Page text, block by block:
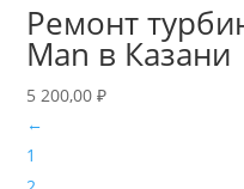
Ремонт
Man в Казани
5 200,00₽
←
1